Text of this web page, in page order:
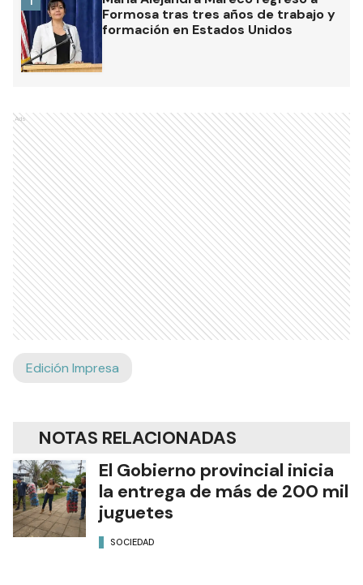
Formosa tras tres años de trabajo y
formación en Estados Unidos
Ads
Edición Impresa
NOTAS RELACIONADAS
El Gobierno provincial inicia
la entrega de más de 200 mil
juguetes
SOCIEDAD